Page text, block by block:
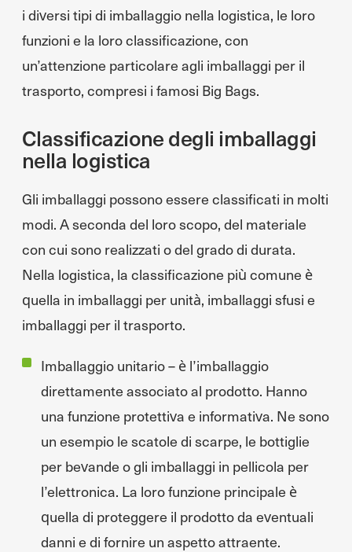
i diversi tipi di imballaggio nella logistica, le loro
funzioni e la loro classificazione, con
un’attenzione particolare agli imballaggi per il
trasporto, compresi i famosi Big Bags.
Classificazione degli imballaggi
nella logistica
Gli imballaggi possono essere classificati in molti
modi. A seconda del loro scopo, del materiale
con cui sono realizzati o del grado di durata.
Nella logistica, la classificazione più comune è
quella in imballaggi per unità, imballaggi sfusi e
imballaggi per il trasporto.
Imballaggio unitario – è l’imballaggio
direttamente associato al prodotto. Hanno
una funzione protettiva e informativa. Ne sono
un esempio le scatole di scarpe, le bottiglie
per bevande o gli imballaggi in pellicola per
l’elettronica. La loro funzione principale è
quella di proteggere il prodotto da eventuali
danni e di fornire un aspetto attraente.